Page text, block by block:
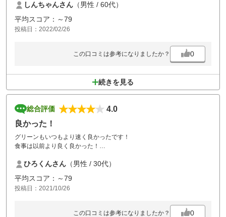
しんちゃんさん （男性 / 60代）
平均スコア：～79
投稿日：2022/02/26
この口コミは参考になりましたか？ 0
続きを見る
総合評価
4.0
良かった！
グリーンもいつもより速く良かったです！
食事は以前より良く良かった！
スタート室周りはスタッフがベラベラ話してて微妙。
集計待ってたけど中のスタッフもくつろいでて言ったら慌ててした感
じ。
そこが残念でした。
ひろくんさん （男性 / 30代）
平均スコア：～79
投稿日：2021/10/26
この口コミは参考になりましたか？ 0